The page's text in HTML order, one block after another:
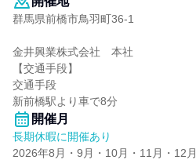
群馬県前橋市鳥羽町36-1
金井興業株式会社 本社
【交通手段】
交通手段
新前橋駅より車で8分
開催月
長期休暇に開催あり
2026年8月・9月・10月・11月・12月